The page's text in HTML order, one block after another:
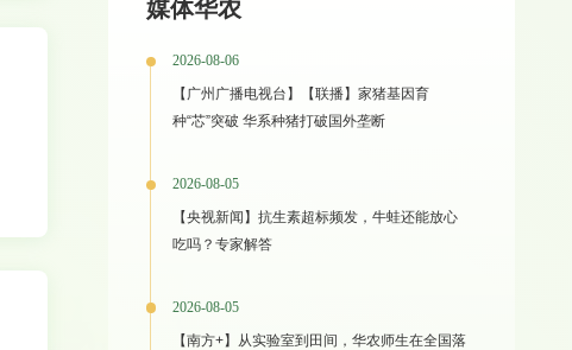
媒体华农
2026-08-06
【广州广播电视台】【联播】家猪基因育
种“芯”突破 华系种猪打破国外垄断
2026-08-05
【央视新闻】抗生素超标频发，牛蛙还能放心
吃吗？专家解答
2026-08-05
【南方+】从实验室到田间，华农师生在全国落